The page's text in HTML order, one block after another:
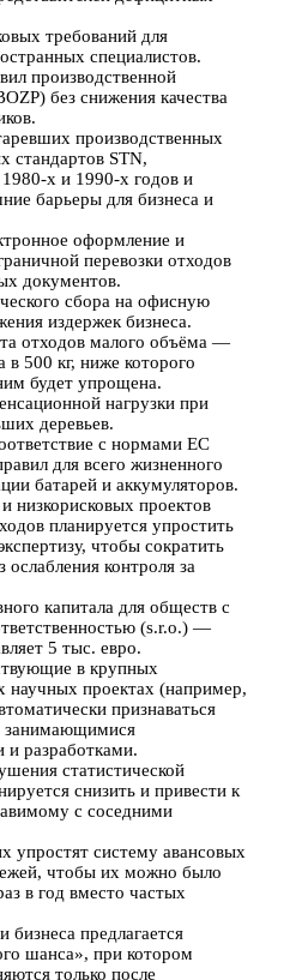
требований для
специалистов.
производственной
без снижения качества
производственных
стандартов STN,
х и 1990-х годов и
барьеры для бизнеса и
оформление и
перевозки отходов
документов.
сбора на офисную
издержек бизнеса.
отходов малого объёма —
в 500 кг, ниже которого
будет упрощена.
нагрузки при
деревьев.
с нормами ЕС
для всего жизненного
батарей и аккумуляторов.
низкорисковых проектов
планируется упростить
чтобы сократить
контроля за
капитала для обществ с
(s.r.o.) —
5 тыс. евро.
в крупных
проектах (например,
признаваться
занимающимися
и разработками.
статистической
снизить и привести к
с соседними
упростят систему авансовых
чтобы их можно было
в год вместо частых
бизнеса предлагается
шанса», при котором
только после